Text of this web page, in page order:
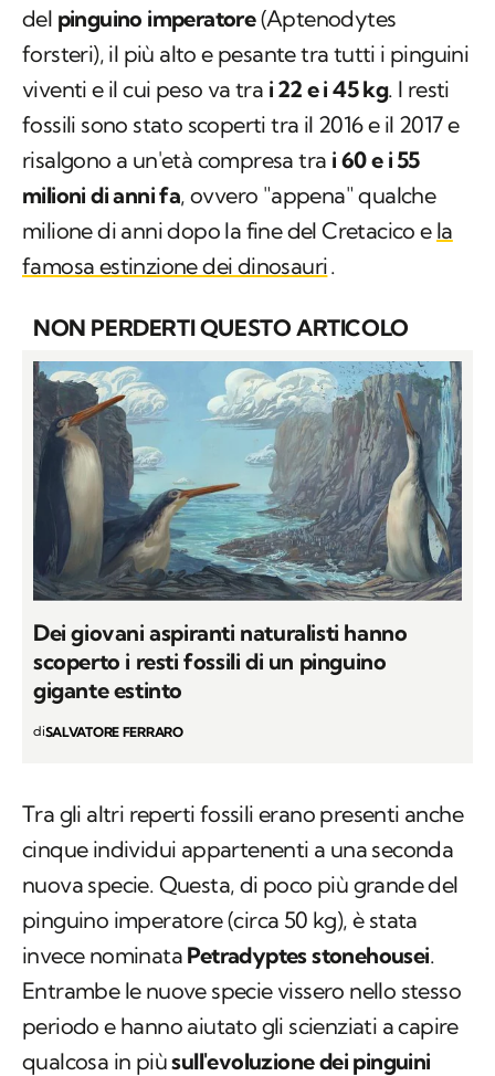
del pinguino imperatore(Aptenodytes
forsteri), il più alto e pesante tra tutti i pinguini
viventi e il cui peso va tra i 22 e i 45 kg. I resti
fossili sono stato scoperti tra il 2016 e il 2017 e
risalgono a un'età compresa tra i 60 e i 55
milioni di anni fa, ovvero "appena" qualche
milione di anni dopo la fine del Cretacico e la
famosa estinzione dei dinosauri.
NON PERDERTI QUESTO ARTICOLO
Dei giovani aspiranti naturalisti hanno
scoperto i resti fossili di un pinguino
gigante estinto
diSALVATORE FERRARO
Tra gli altri reperti fossili erano presenti anche
cinque individui appartenenti a una seconda
nuova specie. Questa, di poco più grande del
pinguino imperatore (circa 50 kg), è stata
invece nominata Petradyptes stonehousei.
Entrambe le nuove specie vissero nello stesso
periodo e hanno aiutato gli scienziati a capire
qualcosa in piùsull'evoluzione dei pinguini